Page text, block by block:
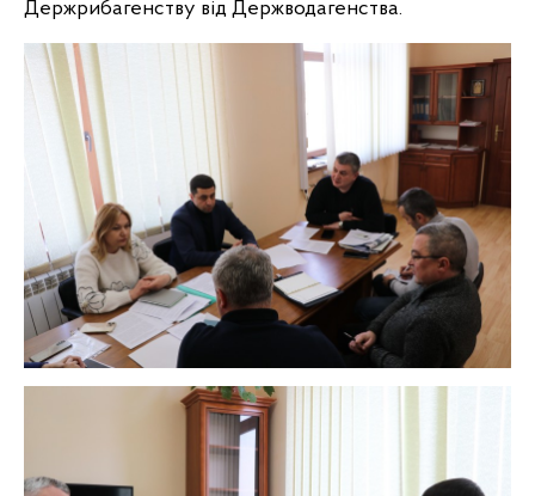
Держрибагенству від Держводагенства.